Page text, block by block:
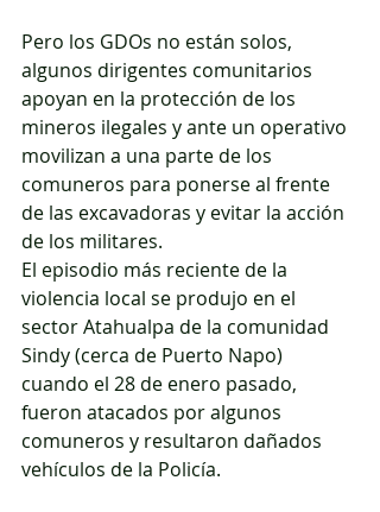
Pero los GDOs no están solos,
algunos dirigentes comunitarios
apoyan en la protección de los
mineros ilegales y ante un operativo
movilizan a una parte de los
comuneros para ponerse al frente
de las excavadoras y evitar la acción
de los militares.
El episodio más reciente de la
violencia local se produjo en el
sector Atahualpa de la comunidad
Sindy (cerca de Puerto Napo)
cuando el 28 de enero pasado,
fueron atacados por algunos
comuneros y resultaron dañados
vehículos de la Policía.